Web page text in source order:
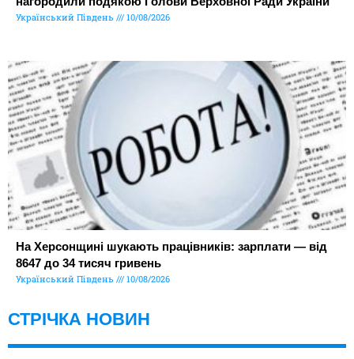
Український Південь 10/08/2026
На Херсонщині шукають працівників: зарплати — від
8647 до 34 тисяч гривень
Український Південь 10/08/2026
СТРІЧКА НОВИН